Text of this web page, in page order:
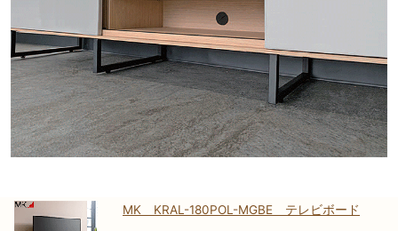
MK KRAL-180POL-MGBE テレビボード